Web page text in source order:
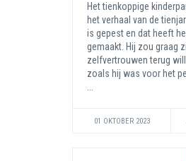
Het tienkoppige
het verhaal van de
is gepest en dat heeft
gemaakt. Hij zou graag
zelfvertrouwen terug
zoals hij was voor het
01 OKTOBER 2023